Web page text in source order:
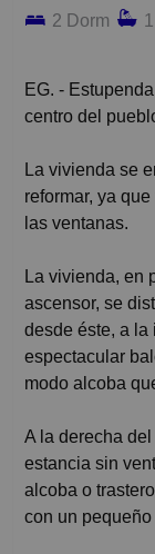
2 Dorm
EG. - Estupenda vivienda en un edificio histórico en el
centro del
La vivienda se
reformar, ya
las ventanas.
La vivienda, en
ascensor, se
desde éste, a la
espectacular
modo alcoba
A la derecha
estancia sin
alcoba o
con un